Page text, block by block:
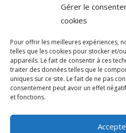
Gérer le
cookies
Pour offrir les meilleures expériences,
telles que les cookies pour stocker et/
appareils. Le fait de consentir à ces
traiter des données telles que le
uniques sur ce site. Le fait de ne pas
consentement peut avoir un effet
et fonctions.
Les lundis, mardis et jeudis
13h30 à 17h30.
Les vendredis : de 8h à 12h.
© 2026 Mairie de Tuchan